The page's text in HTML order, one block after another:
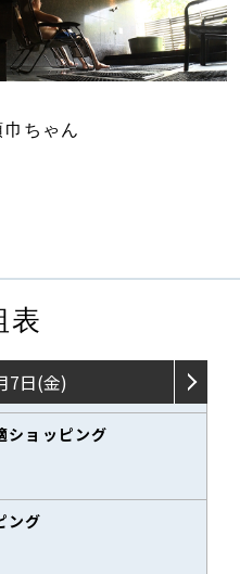
巾ちゃん
表